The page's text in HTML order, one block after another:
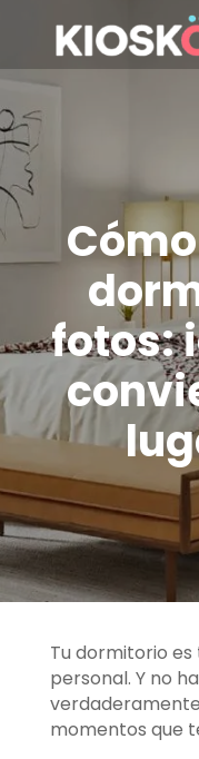
fotos:
Tu dormitorio
personal. Y no
momentos que